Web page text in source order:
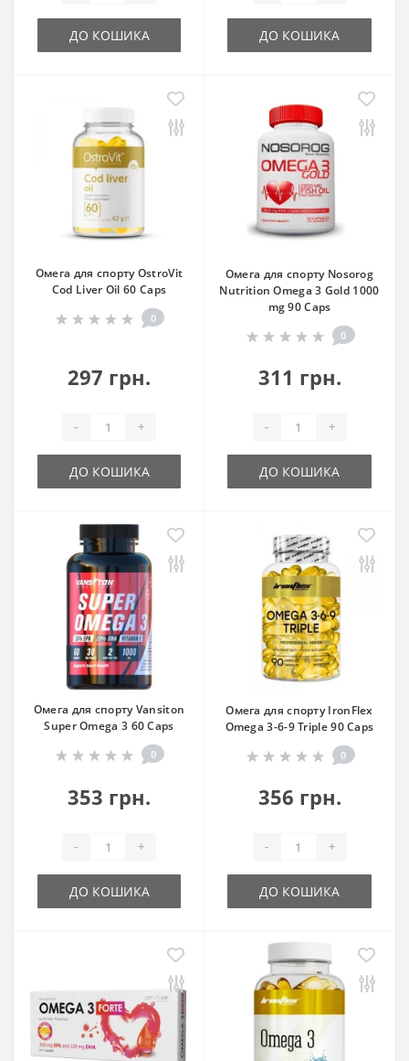
ДО КОШИКА ДО КОШИКА
Омега для спорту OstroVit
Cod Liver Oil 60 Caps
0
297 грн.
- +
ДО КОШИКА
Омега для спорту Nosorog
Nutrition Omega 3 Gold 1000
mg 90 Caps
0
311 грн.
- +
ДО КОШИКА
Омега для спорту Vansiton
Super Omega 3 60 Caps
0
353 грн.
- +
ДО КОШИКА
Омега для спорту IronFlex
Omega 3-6-9 Triple 90 Caps
0
356 грн.
- +
ДО КОШИКА